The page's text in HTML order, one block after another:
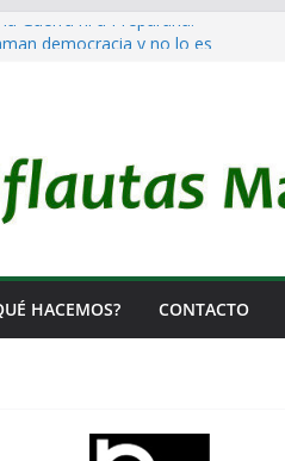
Guerra ni a Prepararla.
democracia y no lo es
HACEMOS? CONTACTO